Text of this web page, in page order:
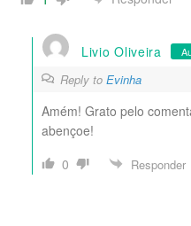
Livio Oliveira
Reply to Evinha
Amém! Grato pelo
abençoe!
0
Responder